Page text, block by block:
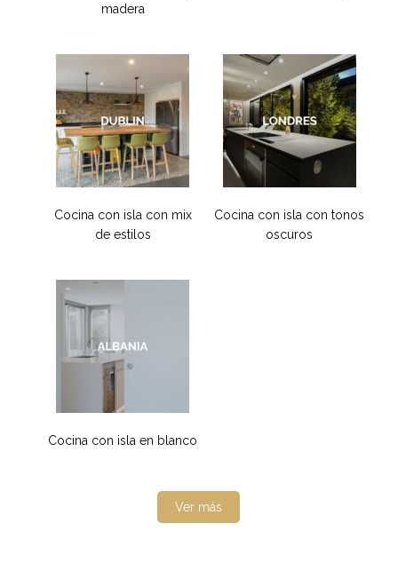
madera
Cocina con isla con mix
de estilos
Cocina con isla con tonos
oscuros
Cocina con isla en blanco
Ver más